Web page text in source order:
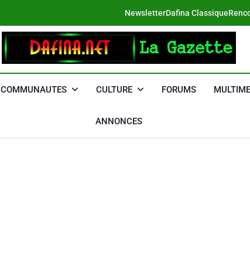
NewsletterDafina Classique
DAFINA
COMMUNAUTES CULTURE FORUMS
ANNONCES